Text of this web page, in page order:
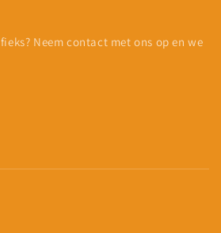
Neem contact met ons op en we